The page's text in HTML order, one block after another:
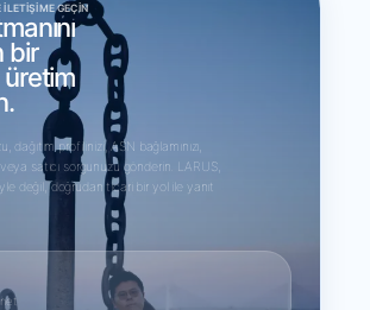
İLETIŞIME GEÇIN
bir
dağıtım profilinizi, ASN bağlamınızı,
satıcı sorgunuzu gönderin. LARUS,
değil, doğrudan ticari bir yol ile yanıt